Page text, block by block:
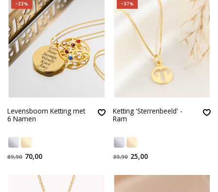
-22%
Levensboom Ketting met
6 Namen
89,90 70,00
-37%
Ketting 'Sterrenbeeld' -
Ram
39,90 25,00